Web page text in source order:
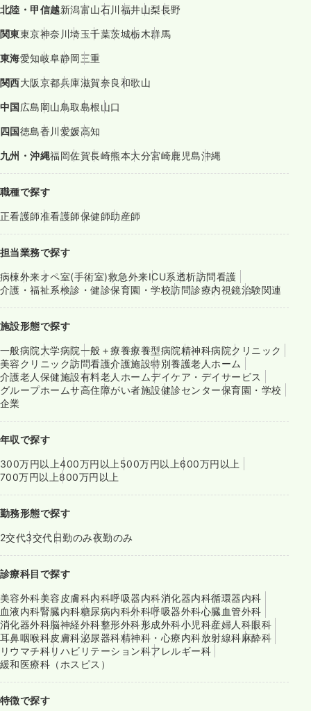
北陸・甲信越新潟富山石川福井山梨長野
関東東京神奈川埼玉千葉茨城栃木群馬
東海愛知岐阜静岡三重
関西大阪京都兵庫滋賀奈良和歌山
中国広島岡山鳥取島根山口
四国徳島香川愛媛高知
九州・沖縄福岡佐賀長崎熊本大分宮崎鹿児島沖縄
職種で探す
正看護師准看護師保健師助産師
担当業務で探す
病棟外来オペ室(手術室)救急外来ICU系透析訪問看護
介護・福祉系検診・健診保育園・学校訪問診療内視鏡治験関連
施設形態で探す
一般病院大学病院一般＋療養療養型病院精神科病院クリニック
美容クリニック訪問看護介護施設特別養護老人ホーム
介護老人保健施設有料老人ホームデイケア・デイサービス
グループホームサ高住障がい者施設健診センター保育園・学校
企業
年収で探す
300万円以上400万円以上 500万円以上600万円以上
700万円以上800万円以上
勤務形態で探す
2交代3交代日勤のみ夜勤のみ
診療科目で探す
美容外科美容皮膚科内科呼吸器内科消化器内科循環器内科
血液内科腎臓内科糖尿病内科外科呼吸器外科心臓血管外科
消化器外科脳神経外科整形外科形成外科小児科産婦人科眼科
耳鼻咽喉科皮膚科泌尿器科精神科・心療内科放射線科麻酔科
リウマチ科リハビリテーション科アレルギー科
緩和医療科（ホスピス）
特徴で探す